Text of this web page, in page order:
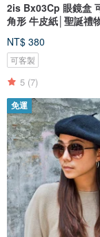
2is Bx03Cp 眼鏡盒
角形 牛皮紙│聖誕禮
NT$ 380
可客製
5 (7)
免運